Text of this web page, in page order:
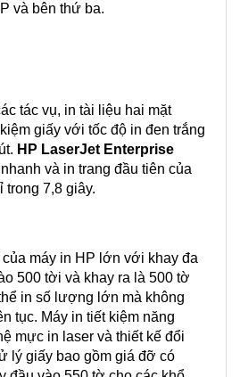
và bên thứ ba.
tác vụ, in tài liệu hai mặt
giấy với tốc độ in đen trắng
HP LaserJet Enterprise
và in trang đầu tiên của
trong 7,8 giây.
máy in HP lớn với khay đa
500 tời và khay ra là 500 tờ
in số lượng lớn mà không
tục. Máy in tiết kiệm năng
mực in laser và thiết kế đổi
lý giấy bao gồm giá đỡ có